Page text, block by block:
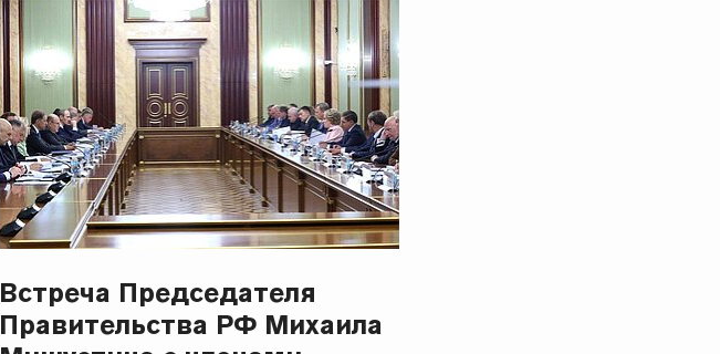
Встреча Председателя
Правительства РФ Михаила